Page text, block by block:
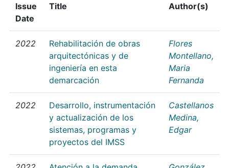
Issue
Date
Title Author(s)
2022
Rehabilitación de obras
arquitectónicas y de
ingeniería en esta
demarcación
Flores
Montellano,
Maria
Fernanda
2022
Desarrollo, instrumentación
y actualización de los
sistemas, programas y
proyectos del IMSS
Castellanos
Medina,
Edgar